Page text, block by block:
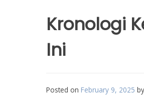
Kronologi
Ini
Posted on February 9, 2025 by